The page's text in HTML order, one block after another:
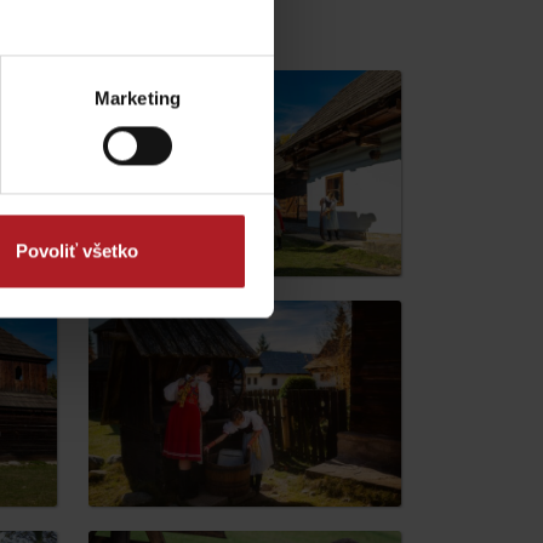
Marketing
Povoliť všetko